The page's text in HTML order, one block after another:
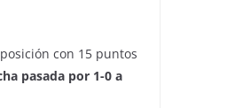
con 15 puntos
pasada por 1-0 a